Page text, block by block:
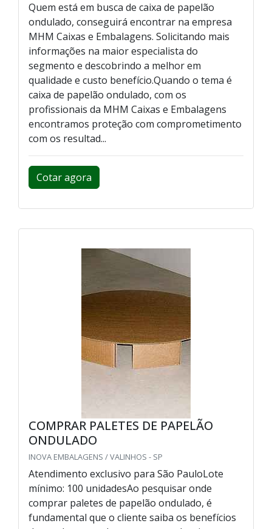
Quem está em busca de caixa de papelão
ondulado, conseguirá encontrar na empresa
MHM Caixas e Embalagens. Solicitando mais
informações na maior especialista do
segmento e descobrindo a melhor em
qualidade e custo benefício.Quando o tema é
caixa de papelão ondulado, com os
profissionais da MHM Caixas e Embalagens
encontramos proteção com comprometimento
com os resultad...
Cotar agora
COMPRAR PALETES DE PAPELÃO
ONDULADO
INOVA EMBALAGENS / VALINHOS - SP
Atendimento exclusivo para São PauloLote
mínimo: 100 unidadesAo pesquisar onde
comprar paletes de papelão ondulado, é
fundamental que o cliente saiba os benefícios